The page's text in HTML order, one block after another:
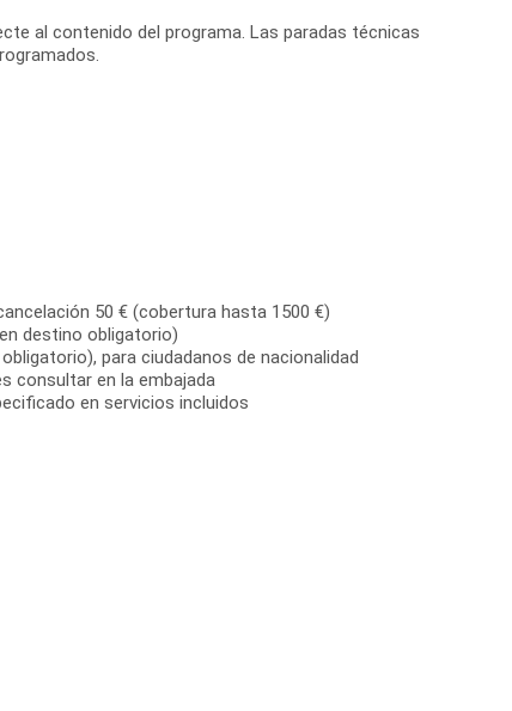
al contenido del programa. Las paradas técnicas
50 € (cobertura hasta 1500 €)
destino obligatorio)
para ciudadanos de nacionalidad
consultar en la embajada
en servicios incluidos